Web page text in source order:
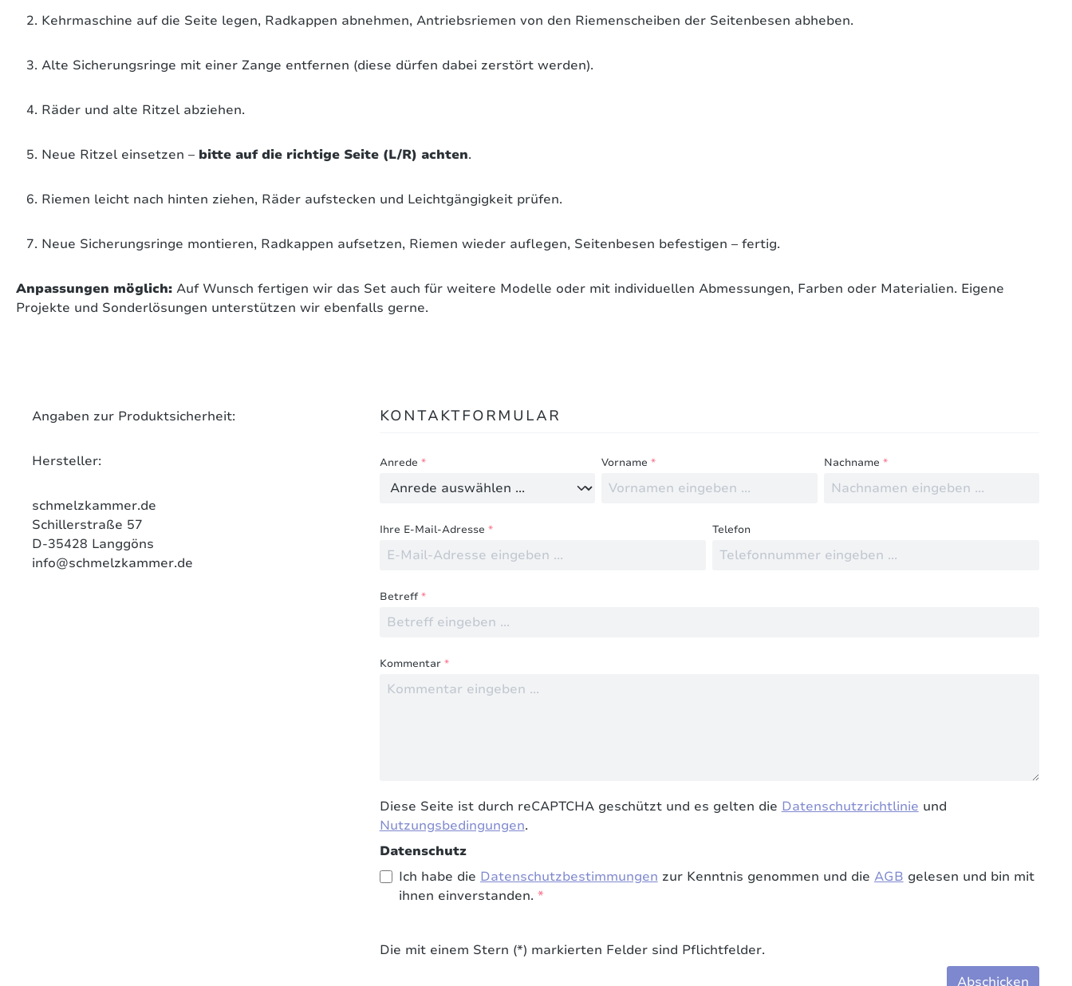
Kehrmaschine auf die Seite legen, Radkappen abnehmen, Antriebsriemen von den Riemenscheiben der Seitenbesen abheben.
Alte Sicherungsringe mit einer Zange entfernen (diese dürfen dabei zerstört werden).
Räder und alte Ritzel abziehen.
Neue Ritzel einsetzen – bitte auf die richtige Seite (L/R) achten.
Riemen leicht nach hinten ziehen, Räder aufstecken und Leichtgängigkeit prüfen.
Neue Sicherungsringe montieren, Radkappen aufsetzen, Riemen wieder auflegen, Seitenbesen befestigen – fertig.
Anpassungen möglich: Auf Wunsch fertigen wir das Set auch für weitere Modelle oder mit individuellen Abmessungen, Farben oder Materialien. Eigene
Projekte und Sonderlösungen unterstützen wir ebenfalls gerne.
Keine Bewertungen gefunden. Teilen Sie Ihre Erfahrungen mit anderen.
Angaben zur Produktsicherheit:
Hersteller:
schmelzkammer.de
Schillerstraße 57
D-35428 Langgöns
info@schmelzkammer.de
KONTAKTFORMULAR
Anrede * Vorname* Nachname *
Ihre E-Mail-Adresse * Telefon
Betreff*
Kommentar *
Diese Seite ist durch reCAPTCHA geschützt und es gelten die Datenschutzrichtlinie und
Nutzungsbedingungen.
Datenschutz
Ich habe die Datenschutzbestimmungen zur Kenntnis genommen und die AGB gelesen und bin mit
ihnen einverstanden. *
Die mit einem Stern (*) markierten Felder sind Pflichtfelder.
Abschicken